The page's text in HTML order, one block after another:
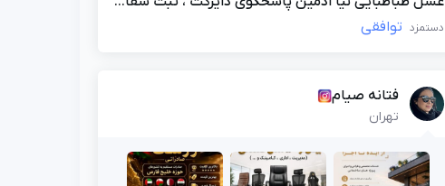
دستمزد توافقی
فتانه صیام
تهران